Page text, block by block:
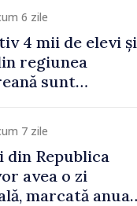
6 zile
4 mii de elevi și
regiunea
sunt
național
7 zile
Republica
avea o zi
marcată anual